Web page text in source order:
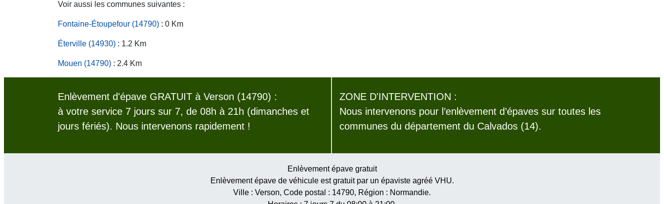
Voir aussi les communes suivantes :
Fontaine-Étoupefour (14790) : 0 Km
Éterville (14930) : 1.2 Km
Mouen (14790) : 2.4 Km
Enlèvement d'épave GRATUIT à Verson (14790) :
à votre service 7 jours sur 7, de 08h à 21h (dimanches et
jours fériés). Nous intervenons rapidement !
ZONE D'INTERVENTION :
Nous intervenons pour l’enlèvement d’épaves sur toutes les
communes du département du Calvados (14).
Enlèvement épave gratuit
Enlèvement épave de véhicule est gratuit par un épaviste agréé VHU.
Ville : Verson, Code postal : 14790, Région : Normandie.